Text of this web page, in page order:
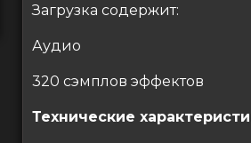
Загрузка содержит:
Аудио
320 сэмплов эффектов
Технические